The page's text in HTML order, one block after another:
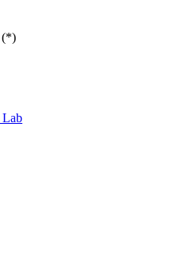
(*)
Lab